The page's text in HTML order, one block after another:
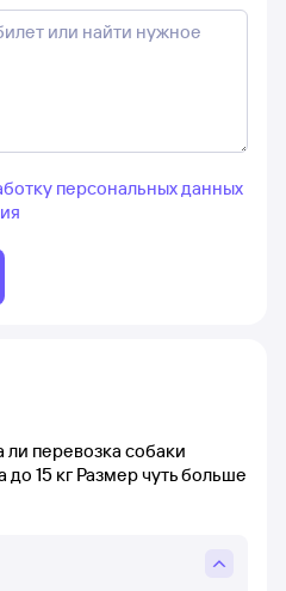
персональных данных
перевозка собаки
15 кг Размер чуть больше